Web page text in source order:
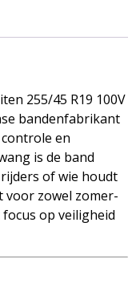
255/45 R19 100V
bandenfabrikant
en
is de band
of wie houdt
voor zowel zomer-
op veiligheid